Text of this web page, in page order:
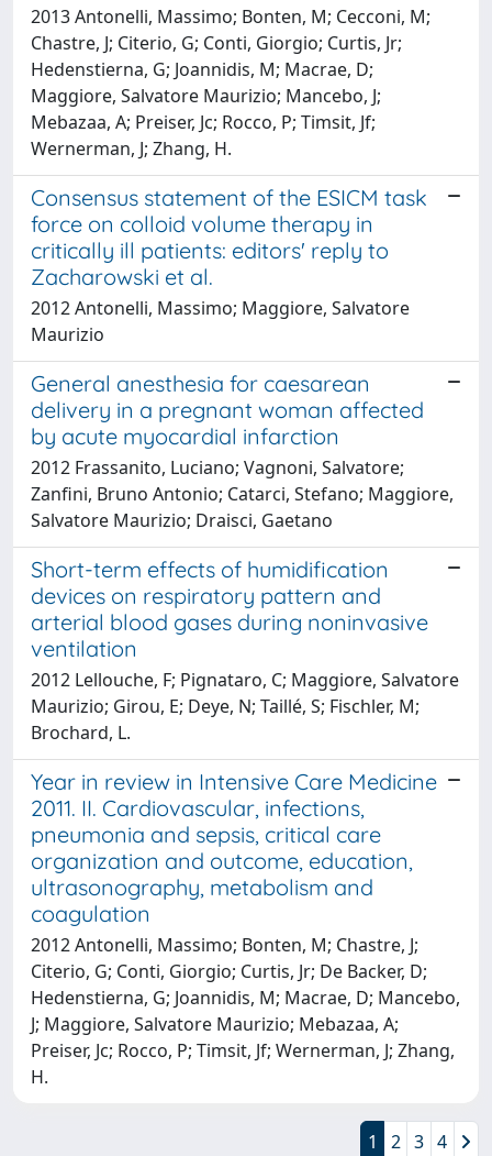
2013 Antonelli, Massimo; Bonten, M; Cecconi, M;
Chastre, J; Citerio, G; Conti, Giorgio; Curtis, Jr;
Hedenstierna, G; Joannidis, M; Macrae, D;
Maggiore, Salvatore Maurizio; Mancebo, J;
Mebazaa, A; Preiser, Jc; Rocco, P; Timsit, Jf;
Wernerman, J; Zhang, H.
Consensus statement of the ESICM task
force on colloid volume therapy in
critically ill patients: editors' reply to
Zacharowski et al.
2012 Antonelli, Massimo; Maggiore, Salvatore
Maurizio
General anesthesia for caesarean
delivery in a pregnant woman affected
by acute myocardial infarction
2012 Frassanito, Luciano; Vagnoni, Salvatore;
Zanfini, Bruno Antonio; Catarci, Stefano; Maggiore,
Salvatore Maurizio; Draisci, Gaetano
Short-term effects of humidification
devices on respiratory pattern and
arterial blood gases during noninvasive
ventilation
2012 Lellouche, F; Pignataro, C; Maggiore, Salvatore
Maurizio; Girou, E; Deye, N; Taillé, S; Fischler, M;
Brochard, L.
Year in review in Intensive Care Medicine
2011. II. Cardiovascular, infections,
pneumonia and sepsis, critical care
organization and outcome, education,
ultrasonography, metabolism and
coagulation
2012 Antonelli, Massimo; Bonten, M; Chastre, J;
Citerio, G; Conti, Giorgio; Curtis, Jr; De Backer, D;
Hedenstierna, G; Joannidis, M; Macrae, D; Mancebo,
J; Maggiore, Salvatore Maurizio; Mebazaa, A;
Preiser, Jc; Rocco, P; Timsit, Jf; Wernerman, J; Zhang,
H.
1 2 3 4